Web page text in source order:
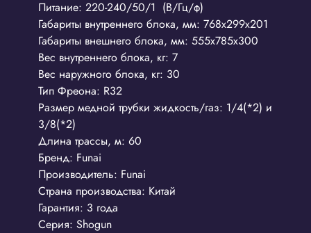
Питание: 220-240/50/1 (В/Гц/ф)
Габариты внутреннего блока, мм: 768x299x201
Габариты внешнего блока, мм: 555х785х300
Вес внутреннего блока, кг: 7
Вес наружного блока, кг: 30
Тип Фреона: R32
Размер медной трубки жидкость/газ: 1/4(*2) и
3/8(*2)
Длина трассы, м: 60
Бренд: Funai
Производитель: Funai
Страна производства: Китай
Гарантия: 3 года
Серия: Shogun